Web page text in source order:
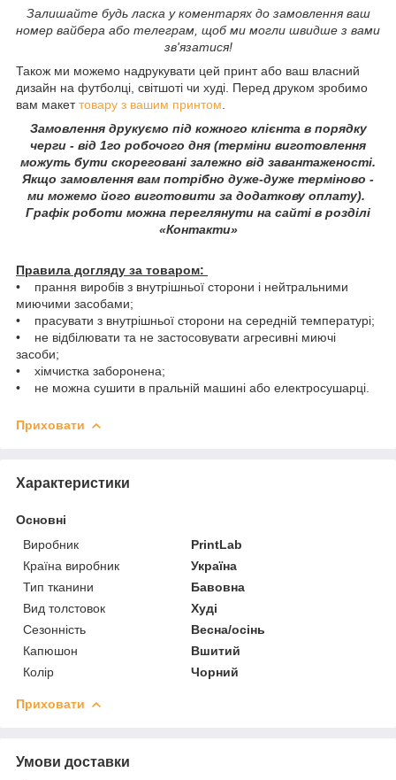
Залишайте будь ласка у коментарях до замовлення ваш
номер вайбера або телеграм, щоб ми могли швидше з вами
зв'язатися!
Також ми можемо надрукувати цей принт або ваш власний
дизайн на футболці, світшоті чи худі. Перед друком зробимо
вам макеттовару з вашим принтом
Замовлення друкуємо під кожного клієнта в порядку
черги - від 1го робочого дня (терміни виготовлення
можуть бути скореговані залежно від завантаженості.
Якщо замовлення вам потрібно дуже-дуже терміново -
ми можемо його виготовити за додаткову оплату).
Графік роботи можна переглянути на сайті в розділі
«Контакти»
Правила догляду за товаром:
• прання виробів з внутрішньої сторони і нейтральними
миючими засобами;
• прасувати з внутрішньої сторони на середній температурі;
• не відбілювати та не застосовувати агресивні миючі
засоби;
• хімчистка заборонена;
• не можна сушити в пральній машині або електросушарці.
Приховати
Характеристики
Основні
Виробник
PrintLab
Країна виробник
Україна
Тип тканини
Бавовна
Вид толстовок
Худі
Сезонність
Весна/осінь
Капюшон
Вшитий
Колір
Чорний
Приховати
Умови доставки